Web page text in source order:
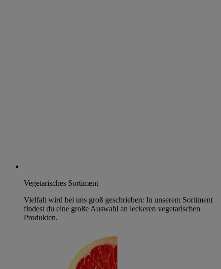
Vegetarisches Sortiment
Vielfalt wird bei uns groß geschrieben: In unserem Sortiment
findest du eine große Auswahl an leckeren vegetarischen
Produkten.